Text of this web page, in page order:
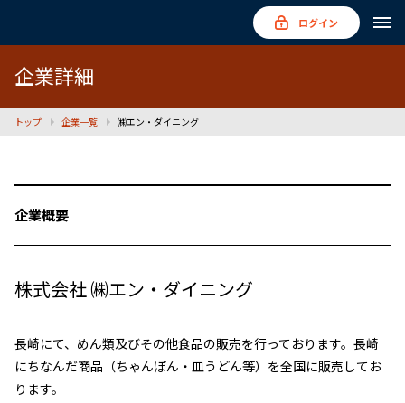
ログイン
企業詳細
トップ 企業一覧 ㈱エン・ダイニング
企業概要
株式会社 ㈱エン・ダイニング
長崎にて、めん類及びその他食品の販売を行っております。長崎
にちなんだ商品（ちゃんぽん・皿うどん等）を全国に販売してお
ります。